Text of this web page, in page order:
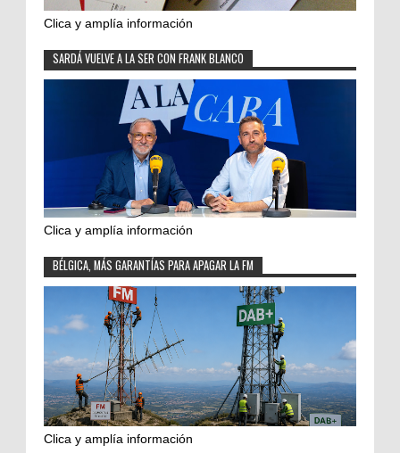
Clica y amplía información
SARDÁ VUELVE A LA SER CON FRANK BLANCO
Clica y amplía información
BÉLGICA, MÁS GARANTÍAS PARA APAGAR LA FM
Clica y amplía información